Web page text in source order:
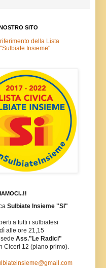
SITO
della Lista
Insieme"
Sulbiate Insieme "SI"
a tutti i sulbiatesi
alle ore 21,15
Ass."Le Radici"
Ciceri 12 (piano primo).